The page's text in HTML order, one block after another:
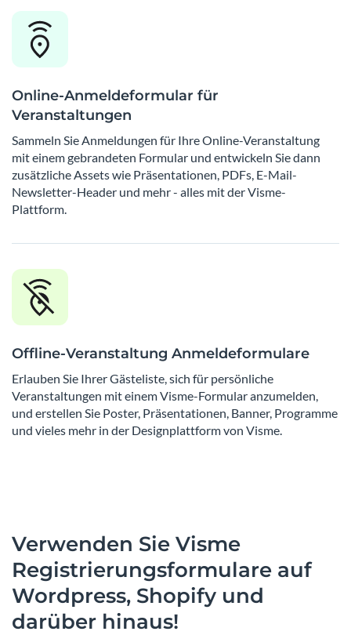
Online-Anmeldeformular für
Veranstaltungen
Sammeln Sie Anmeldungen für Ihre Online-Veranstaltung
mit einem gebrandeten Formular und entwickeln Sie dann
zusätzliche Assets wie Präsentationen, PDFs, E-Mail-
Newsletter-Header und mehr - alles mit der Visme-
Plattform.
Offline-Veranstaltung Anmeldeformulare
Erlauben Sie Ihrer Gästeliste, sich für persönliche
Veranstaltungen mit einem Visme-Formular anzumelden,
und erstellen Sie Poster, Präsentationen, Banner, Programme
und vieles mehr in der Designplattform von Visme.
Verwenden Sie Visme
Registrierungsformulare auf
Wordpress, Shopify und
darüber hinaus!